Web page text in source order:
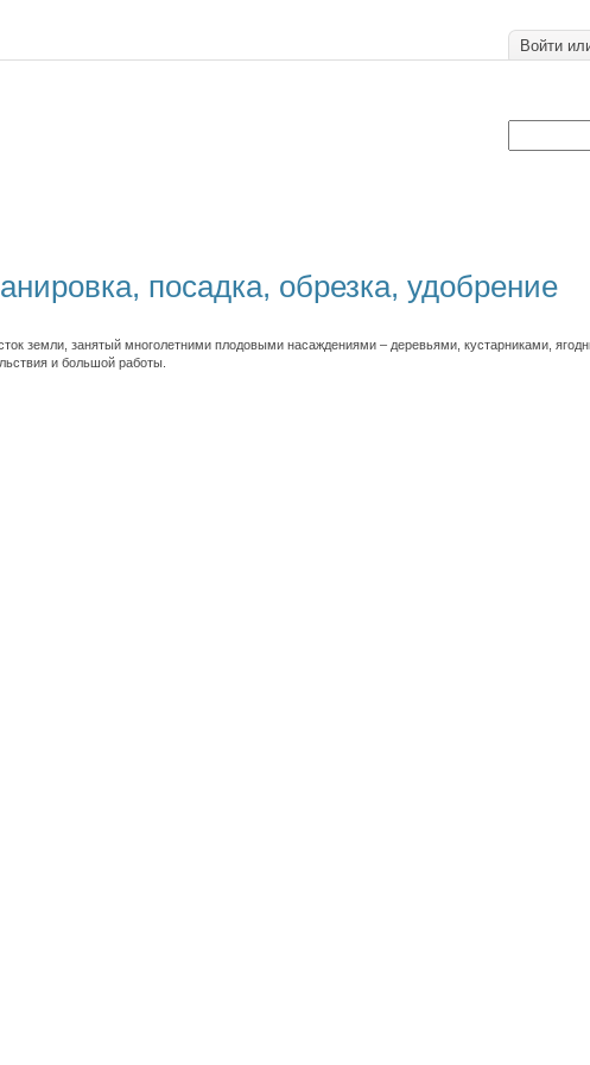
Войти
посадка, обрезка, удобрение
земли, занятый многолетними плодовыми насаждениями – деревьями, кустарниками,
и большой работы.